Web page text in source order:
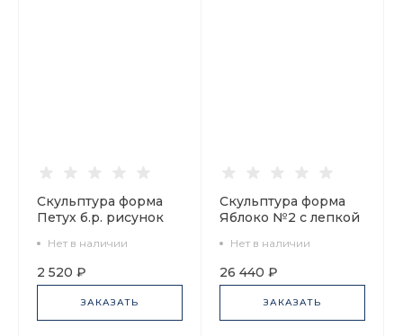
Скульптура форма
Петух б.р. рисунок
82.54231.00.1
Нет в наличии
2 520 ₽
ЗАКАЗАТЬ
Скульптура форма
Яблоко №2 с лепкой
красное арт.
62.04765.00.5
Нет в наличии
26 440 ₽
ЗАКАЗАТЬ